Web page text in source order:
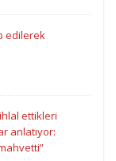
edilerek
ettikleri
anlatıyor: